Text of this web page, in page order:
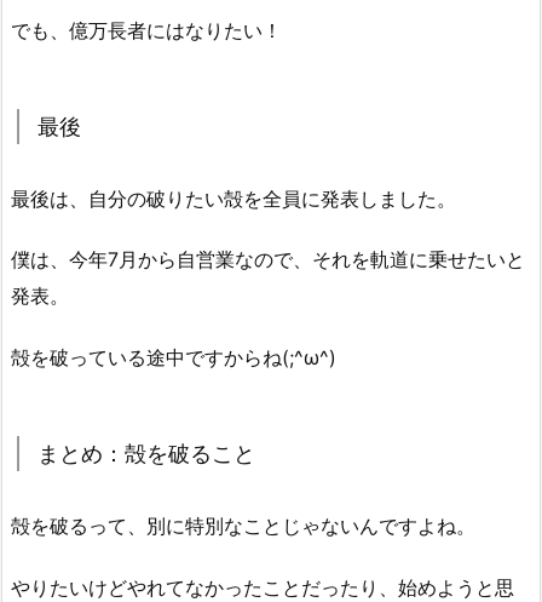
でも、億万長者にはなりたい！
最後
最後は、自分の破りたい殻を全員に発表しました。
僕は、今年7月から自営業なので、それを軌道に乗せたいと
発表。
殻を破っている途中ですからね(;^ω^)
まとめ：殻を破ること
殻を破るって、別に特別なことじゃないんですよね。
やりたいけどやれてなかったことだったり、始めようと思